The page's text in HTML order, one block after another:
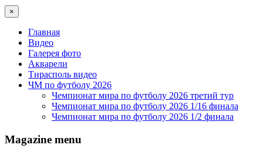
×
Главная
Видео
Галерея фото
Акварели
Тирасполь видео
ЧМ по футболу 2026
Чемпионат мира по футболу 2026 третий тур
Чемпионат мира по футболу 2026 1/16 финала
Чемпионат мира по футболу 2026 1/2 финала
Magazine menu